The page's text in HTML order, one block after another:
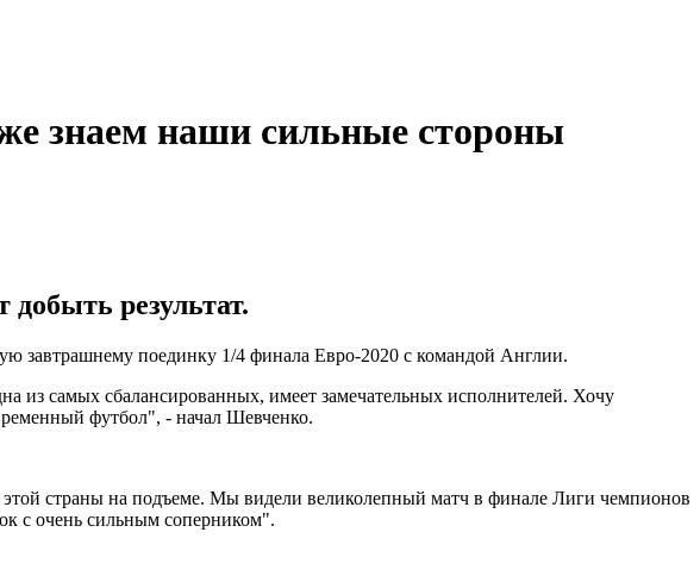
знаем наши сильные стороны
результат.
завтрашнему поединку 1/4 финала Евро-2020 с командой Англии.
из самых сбалансированных, имеет замечательных исполнителей. Хочу
футбол", - начал Шевченко.
страны на подъеме. Мы видели великолепный матч в финале Лиги чемпионов
с очень сильным соперником".